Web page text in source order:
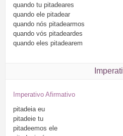
quando tu pitadeares
quando ele pitadear
quando nós pitadearmos
quando vós pitadeardes
quando eles pitadearem
Imperativo Afirmativo
pitadeia eu
pitadeie tu
pitadeemos ele